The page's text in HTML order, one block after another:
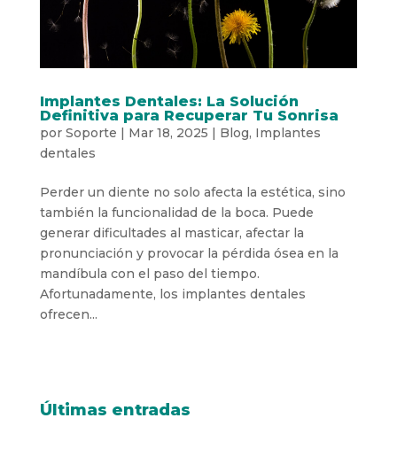
Implantes Dentales: La Solución
Definitiva para Recuperar Tu Sonrisa
por Soporte | Mar 18, 2025 | Blog, Implantes
dentales
Perder un diente no solo afecta la estética, sino
también la funcionalidad de la boca. Puede
generar dificultades al masticar, afectar la
pronunciación y provocar la pérdida ósea en la
mandíbula con el paso del tiempo.
Afortunadamente, los implantes dentales
ofrecen...
Últimas entradas